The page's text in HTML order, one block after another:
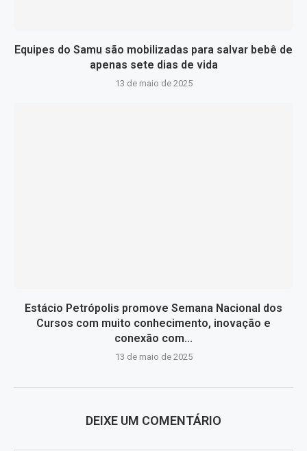
Equipes do Samu são mobilizadas para salvar bebê de
apenas sete dias de vida
13 de maio de 2025
Estácio Petrópolis promove Semana Nacional dos
Cursos com muito conhecimento, inovação e
conexão com...
13 de maio de 2025
DEIXE UM COMENTÁRIO